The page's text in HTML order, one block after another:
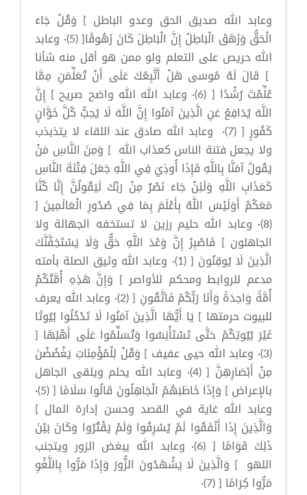
وعابد الله صديق الحق وعدو الباطل ] وَقُلْ جَاءَ
الْحَقُّ وَزَهَقَ الْبَاطِلُ إِنَّ الْبَاطِلَ كَانَ زَهُوقًا[ (5)· وعابد
الله حريص على التعلم ولو ممن هو أقل منه شأنا
] قَالَ لَهُ مُوسَى هَلْ أَتَّبِعُكَ عَلَى أَنْ تُعَلِّمَنِ مِمَّا
عُلِّمْتَ رُشْدًا [ (6)· وعابد الله الله واضح صريح ] إِنَّ
اللَّهَ يُدَافِعُ عَنِ الَّذِينَ آمَنُوا إِنَّ اللَّهَ لَا يُحِبُّ كُلَّ خَوَّانٍ
كَفُورٍ [ (7)· وعابد الله صادق عند اللقاء لا يتذبذب
ولا يجعل فتنة الناس كعذاب الله ] وَمِنَ النَّاسِ مَنْ
يَقُولُ آمَنَّا بِاللَّهِ فَإِذَا أُوذِيَ فِي اللَّهِ جَعَلَ فِتْنَةَ النَّاسِ
كَعَذَابِ اللَّهِ وَلَئِنْ جَاءَ نَصْرٌ مِنْ رَبِّكَ لَيَقُولُنَّ إِنَّا كُنَّا
مَعَكُمْ أَوَلَيْسَ اللَّهُ بِأَعْلَمَ بِمَا فِي صُدُورِ الْعَالَمِينَ [
(8)· وعابد الله حليم رزين لا تستخفه الجهالة ولا
الجاهلون ] فَاصْبِرْ إِنَّ وَعْدَ اللَّهِ حَقٌّ وَلَا يَسْتَخِفَّنَّكَ
الَّذِينَ لَا يُوقِنُونَ [ (1)· وعابد الله وثيق الصلة بأمته
مدعم للروابط ومحكم للأواصر ] وَإِنَّ هَذِهِ أُمَّتُكُمْ
أُمَّةً وَاحِدَةً وَأَنَا رَبُّكُمْ فَاتَّقُونِ [ (2)· وعابد الله يعرف
للبيوت حرمتها ] يَا أَيُّهَا الَّذِينَ آمَنُوا لَا تَدْخُلُوا بُيُوتًا
غَيْرَ بُيُوتِكُمْ حَتَّى تَسْتَأْنِسُوا وَتُسَلِّمُوا عَلَى أَهْلِهَا [
(3)· وعابد الله حيى عفيف ] وَقُلْ لِلْمُؤْمِنَاتِ يَغْضُضْنَ
مِنْ أَبْصَارِهِنَّ [ (4)· وعابد الله يحلم ويلقى الجاهل
بالإعراض ] وَإِذَا خَاطَبَهُمُ الْجَاهِلُونَ قَالُوا سَلَامًا [ (5)·
وعابد الله غاية في القصد وحسن إدارة المال ]
وَالَّذِينَ إِذَا أَنْفَقُوا لَمْ يُسْرِفُوا وَلَمْ يَقْتُرُوا وَكَانَ بَيْنَ
ذَلِكَ قَوَامًا [ (6)· وعابد الله يبغض الزور ويتجنب
اللهو ] وَالَّذِينَ لَا يَشْهَدُونَ الزُّورَ وَإِذَا مَرُّوا بِاللَّغْوِ
مَرُّوا كِرَامًا [ (7)·